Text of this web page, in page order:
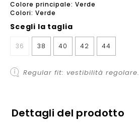
Colore principale: Verde
Colori: Verde
Scegli la taglia
36 38 40 42 44
Regular fit: vestibilità regolare.
Dettagli del prodotto